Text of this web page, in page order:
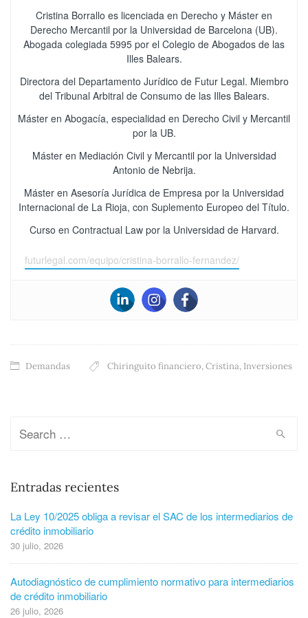
Cristina Borrallo es licenciada en Derecho y Máster en
Derecho Mercantil por la Universidad de Barcelona (UB).
Abogada colegiada 5995 por el Colegio de Abogados de las
Illes Balears.
Directora del Departamento Jurídico de Futur Legal. Miembro
del Tribunal Arbitral de Consumo de las Illes Balears.
Máster en Abogacía, especialidad en Derecho Civil y Mercantil
por la UB.
Máster en Mediación Civil y Mercantil por la Universidad
Antonio de Nebrija.
Máster en Asesoría Jurídica de Empresa por la Universidad
Internacional de La Rioja, con Suplemento Europeo del Título.
Curso en Contractual Law por la Universidad de Harvard.
futurlegal.com/equipo/cristina-borrallo-fernandez/
Demandas Chiringuito financiero,Cristina, Inversiones
Entradas recientes
La Ley 10/2025 obliga a revisar el SAC de los intermediarios de
crédito inmobiliario
30 julio, 2026
Autodiagnóstico de cumplimiento normativo para intermediarios
de crédito inmobiliario
26 julio, 2026